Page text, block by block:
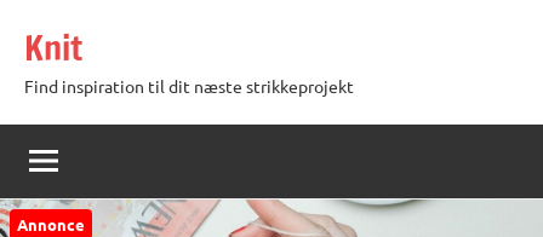
indhold
Knit
Find inspiration til dit næste strikkeprojekt
Annonce